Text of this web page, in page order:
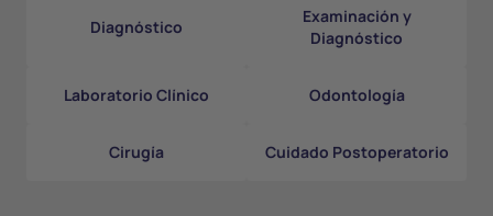
Diagnóstico
Examinación y
Diagnóstico
Laboratorio Clínico Odontología
Cirugía Cuidado Postoperatorio